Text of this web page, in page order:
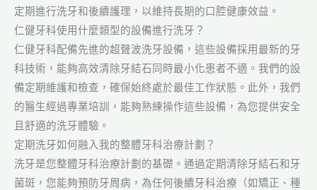
定期進行洗牙和後續護理，以維持長期的口腔健康效益。
仁健牙科使用什麼類型的設備進行洗牙？
仁健牙科配備先進的超聲波洗牙設備，這些設備採用最新的牙
科技術，能夠高效清除牙結石同時最小化患者不適。我們的設
備定期維護和檢查，確保始終處於最佳工作狀態。此外，我們
的醫生經過專業培訓，能夠熟練操作這些設備，為您提供安全
且舒適的洗牙體驗。
定期洗牙如何融入我的整體牙科治療計劃？
洗牙是您整體牙科治療計劃的基礎。通過定期清除牙結石和牙
菌斑，您能夠預防牙周病，為任何後續牙科治療（如矯正、種